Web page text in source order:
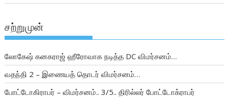
சற்றுமுன்
லோகேஷ் கனகராஜ் ஹீரோவாக நடித்த DC விமர்சனம்…
வதந்தி 2 – இணையத் தொடர் விமர்சனம்…
போட்டோகிராபர் – விமர்சனம்.. 3/5.. திரில்லர் போட்டோக்ராபர்